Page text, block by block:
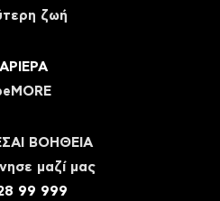
ζωή
ΒΟΗΘΕΙΑ
μαζί μας
99 999